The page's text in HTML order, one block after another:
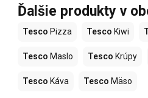
Ďalšie produkty v
Tesco Pizza Tesco Kiwi
Tesco Maslo Tesco Krúpy
Tesco Káva Tesco Mäso